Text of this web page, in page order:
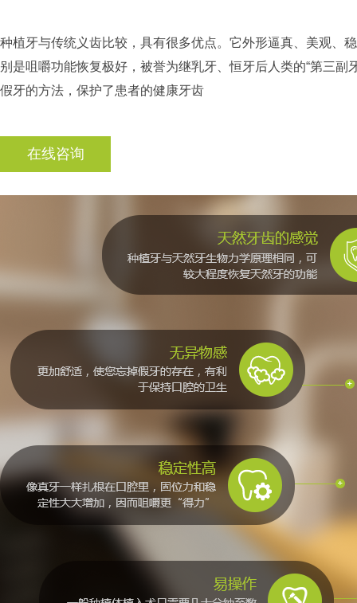
种植牙与传统义齿比较，具有很多优点。它外形逼真、美观、
别是咀嚼功能恢复极好，被誉为继乳牙、恒牙后人类的“第三副
假牙的方法，保护了患者的健康牙齿
在线咨询